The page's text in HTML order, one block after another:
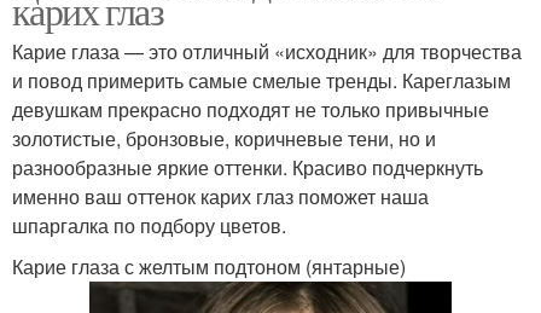
Карие глаза — это отличный «исходник» для творчества
и повод примерить самые смелые тренды. Кареглазым
девушкам прекрасно подходят не только привычные
золотистые, бронзовые, коричневые тени, но и
разнообразные яркие оттенки. Красиво подчеркнуть
именно ваш оттенок карих глаз поможет наша
шпаргалка по подбору цветов.
Карие глаза с желтым подтоном (янтарные)